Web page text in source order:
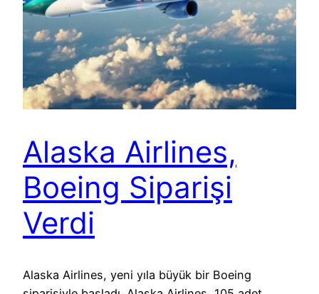
Alaska Airlines,
Boeing Siparişi
Verdi
Alaska Airlines, yeni yıla büyük bir Boeing